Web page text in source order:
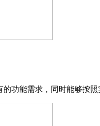
功能需求，同时能够按